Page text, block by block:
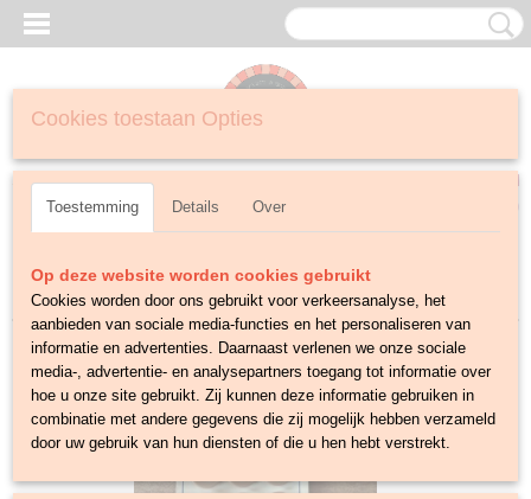
Inloggen Registreren
Cookies toestaan Opties
Toestemming Details Over
Op deze website worden cookies gebruikt
Cookies worden door ons gebruikt voor verkeersanalyse, het
aanbieden van sociale media-functies en het personaliseren van
informatie en advertenties. Daarnaast verlenen we onze sociale
media-, advertentie- en analysepartners toegang tot informatie over
hoe u onze site gebruikt. Zij kunnen deze informatie gebruiken in
combinatie met andere gegevens die zij mogelijk hebben verzameld
door uw gebruik van hun diensten of die u hen hebt verstrekt.